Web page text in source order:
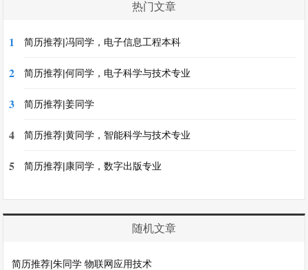
热门文章
1 简历推荐|冯同学，电子信息工程本科
2 简历推荐|何同学，电子科学与技术专业
3 简历推荐|姜同学
4 简历推荐|黄同学，智能科学与技术专业
5 简历推荐|康同学，数字出版专业
随机文章
简历推荐|朱同学 物联网应用技术